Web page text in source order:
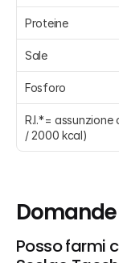
Proteine
Sale
Fosforo
R.I.*=
/ 2000 kcal)
Posso farmi